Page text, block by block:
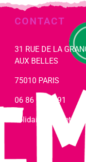
CONTACT
31 RUE DE LA
AUX BELLES
75010 PARIS
06 86 63 17 91
solidairesjs@net-